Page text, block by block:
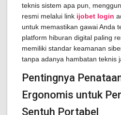
teknis sistem apa pun,
resmi melalui link ijobet login
untuk memastikan gawai Anda
platform hiburan digital paling
memiliki standar keamanan
tanpa adanya hambatan teknis
Pentingnya
Ergonomis untuk
Sentuh Portabel